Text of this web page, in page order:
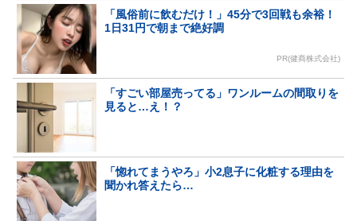
「風俗前に飲むだけ！」45分で3回戦も余裕！
1日31円で朝まで絶好調
PR(健商株式会社)
「すごい部屋売ってる」ワンルームの間取りを
見ると…え！？
「惚れてまうやろ」小2息子に化粧する理由を
聞かれ答えたら…